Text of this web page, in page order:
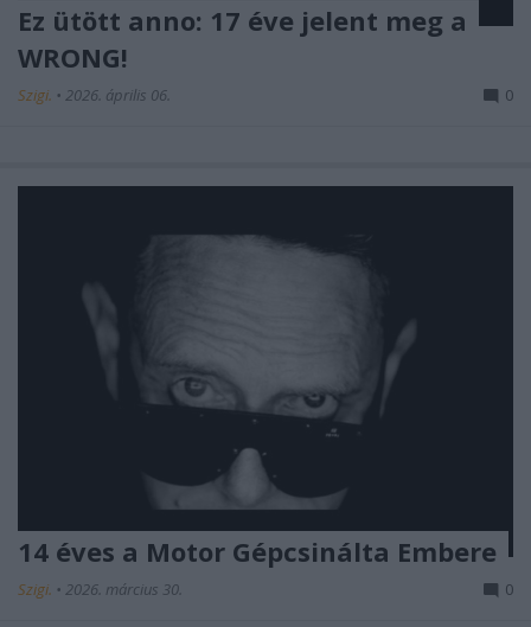
Ez ütött anno: 17 éve jelent meg a
WRONG!
Szigi. • 2026. április 06. 0
14 éves a Motor Gépcsinálta Embere
Szigi. • 2026. március 30. 0